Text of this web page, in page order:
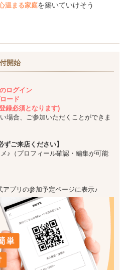
温まる家庭を築いていけそう
開始
ログイン
ード
録必須となります)
合、ご参加いただくことができま
ずご来店ください】
♪（プロフィール確認・編集が可能
プリの参加予定ページに表示♪